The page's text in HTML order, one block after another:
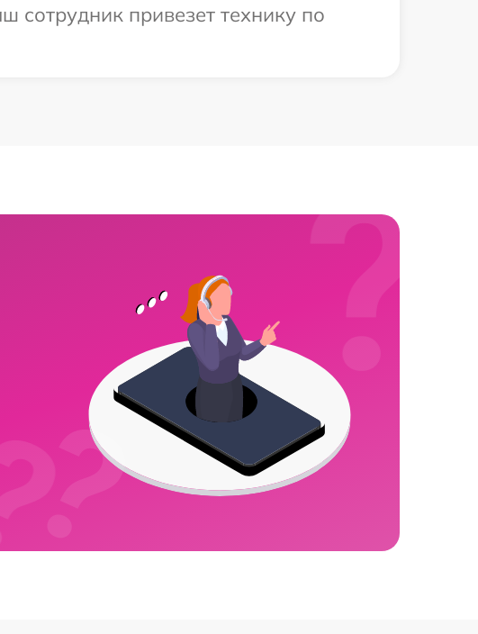
сотрудник привезет технику по